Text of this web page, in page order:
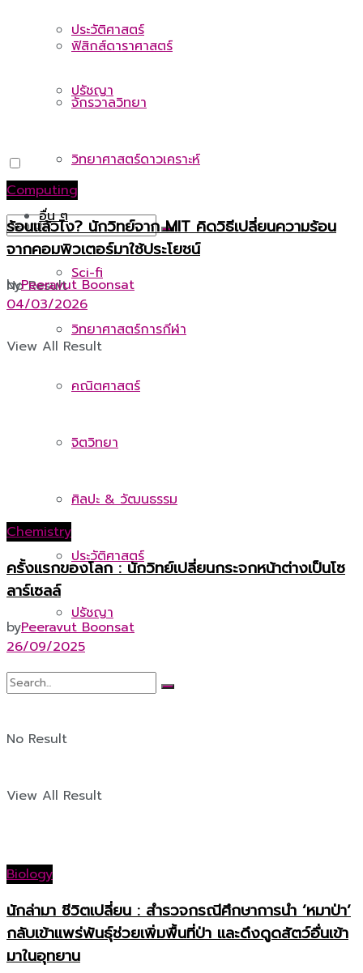
ประวัติศาสตร์
ปรัชญา
No Result
View All Result
ฟิสิกส์ดาราศาสตร์
จักรวาลวิทยา
วิทยาศาสตร์ดาวเคราะห์
อื่น ๆ
Sci-fi
วิทยาศาสตร์การกีฬา
คณิตศาสตร์
จิตวิทยา
ศิลปะ & วัฒนธรรม
ประวัติศาสตร์
ปรัชญา
No Result
View All Result
Computing
ร้อนแล้วไง? นักวิทย์จาก MIT คิดวิธีเปลี่ยนความร้อน
จากคอมพิวเตอร์มาใช้ประโยชน์
byPeeravut Boonsat
04/03/2026
Chemistry
ครั้งแรกของโลก : นักวิทย์เปลี่ยนกระจกหน้าต่างเป็นโซ
ลาร์เซลล์
byPeeravut Boonsat
26/09/2025
Biology
นักล่ามา ชีวิตเปลี่ยน : สำรวจกรณีศึกษาการนำ ‘หมาป่า’
กลับเข้าแพร่พันธุ์ช่วยเพิ่มพื้นที่ป่า และดึงดูดสัตว์อื่นเข้า
มาในอุทยาน